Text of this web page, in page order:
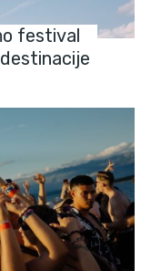
festival